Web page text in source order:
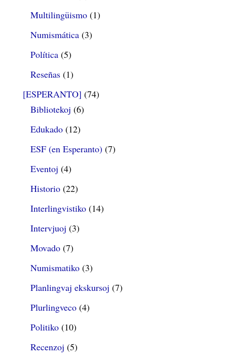
Multilingüismo(1)
Numismática(3)
Política(5)
Reseñas(1)
[ESPERANTO] (74)
Bibliotekoj (6)
Edukado(12)
ESF (en Esperanto) (7)
Eventoj (4)
Historio(22)
Interlingvistiko(14)
Intervjuoj (3)
Movado(7)
Numismatiko(3)
Planlingvaj ekskursoj (7)
Plurlingveco(4)
Politiko(10)
Recenzoj (5)